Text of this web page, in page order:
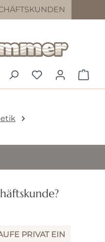
PRIVAT EIN
DU HAST 0
tollen Kräuterölen